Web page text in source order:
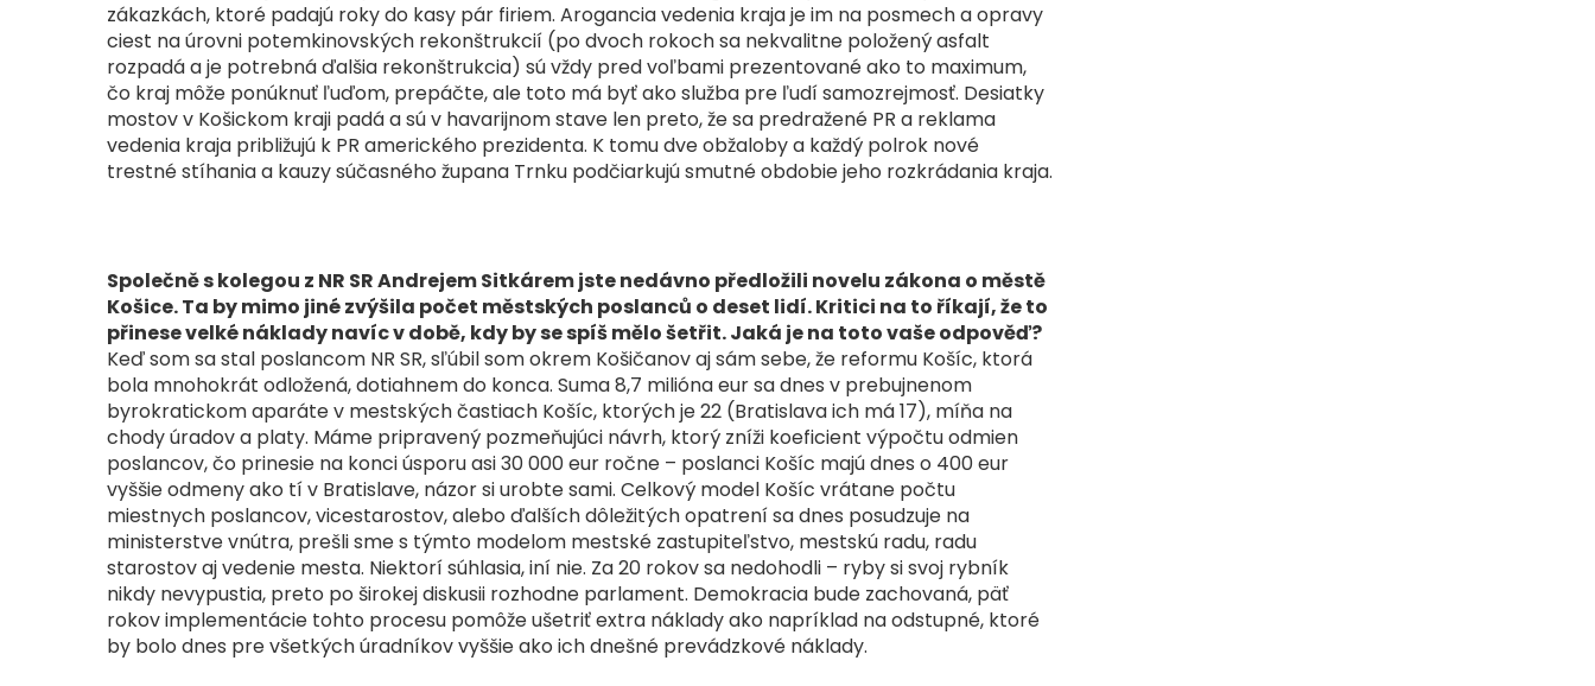
zákazkách, ktoré padajú roky do kasy pár firiem. Arogancia vedenia kraja je im na posmech a opravy
ciest na úrovni potemkinovských rekonštrukcií (po dvoch rokoch sa nekvalitne položený asfalt
rozpadá a je potrebná ďalšia rekonštrukcia) sú vždy pred voľbami prezentované ako to maximum,
čo kraj môže ponúknuť ľuďom, prepáčte, ale toto má byť ako služba pre ľudí samozrejmosť. Desiatky
mostov v Košickom kraji padá a sú v havarijnom stave len preto, že sa predražené PR a reklama
vedenia kraja približujú k PR amerického prezidenta. K tomu dve obžaloby a každý polrok nové
trestné stíhania a kauzy súčasného župana Trnku podčiarkujú smutné obdobie jeho rozkrádania kraja.
Společně s kolegou z NR SR Andrejem Sitkárem jste nedávno předložili novelu zákona o městě
Košice. Ta by mimo jiné zvýšila počet městských poslanců o deset lidí. Kritici na to říkají, že to
přinese velké náklady navíc v době, kdy by se spíš mělo šetřit. Jaká je na toto vaše odpověď?
Keď som sa stal poslancom NR SR, sľúbil som okrem Košičanov aj sám sebe, že reformu Košíc, ktorá
bola mnohokrát odložená, dotiahnem do konca. Suma 8,7 milióna eur sa dnes v prebujnenom
byrokratickom aparáte v mestských častiach Košíc, ktorých je 22 (Bratislava ich má 17), míňa na
chody úradov a platy. Máme pripravený pozmeňujúci návrh, ktorý zníži koeficient výpočtu odmien
poslancov, čo prinesie na konci úsporu asi 30 000 eur ročne – poslanci Košíc majú dnes o 400 eur
vyššie odmeny ako tí v Bratislave, názor si urobte sami. Celkový model Košíc vrátane počtu
miestnych poslancov, vicestarostov, alebo ďalších dôležitých opatrení sa dnes posudzuje na
ministerstve vnútra, prešli sme s týmto modelom mestské zastupiteľstvo, mestskú radu, radu
starostov aj vedenie mesta. Niektorí súhlasia, iní nie. Za 20 rokov sa nedohodli – ryby si svoj rybník
nikdy nevypustia, preto po širokej diskusii rozhodne parlament. Demokracia bude zachovaná, päť
rokov implementácie tohto procesu pomôže ušetriť extra náklady ako napríklad na odstupné, ktoré
by bolo dnes pre všetkých úradníkov vyššie ako ich dnešné prevádzkové náklady.